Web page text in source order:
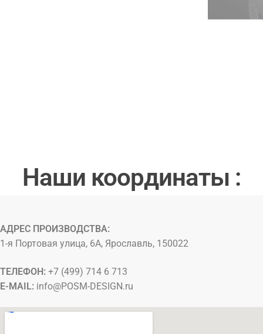
Наши координаты :
АДРЕС ПРОИЗВОДСТВА:
1-я Портовая улица, 6А, Ярославль, 150022
ТЕЛЕФОН: +7 (499) 714 6 713
E-MAIL: info@POSM-DESIGN.ru